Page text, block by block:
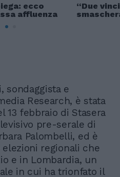
ecco
affluenza
“Due
sondaggista e
Research, è stata
13 febbraio di Stasera
pre-serale di
Palombelli, ed è
regionali che
e in Lombardia, un
in cui ha trionfato il